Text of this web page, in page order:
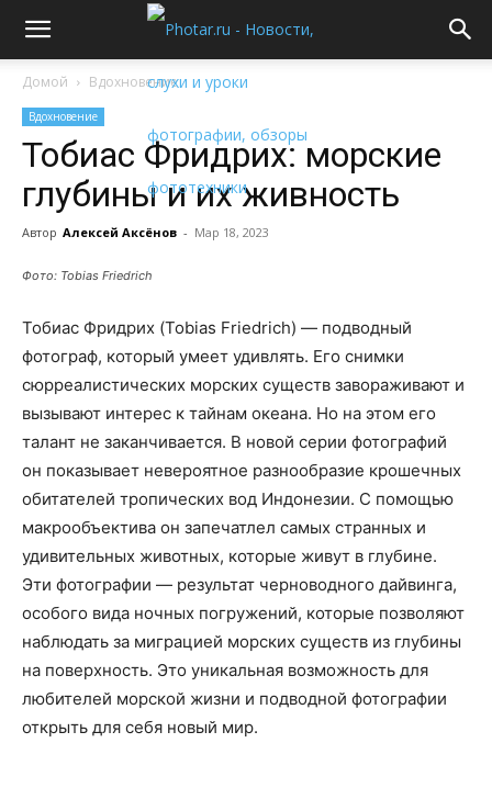
Домой Вдохновение
Вдохновение
Тобиас Фридрих: морские
глубины и их живность
Автор Алексей Аксёнов - Мар 18, 2023
Фото: Tobias Friedrich
Тобиас Фридрих (Tobias Friedrich) — подводный
фотограф, который умеет удивлять. Его снимки
сюрреалистических морских существ завораживают и
вызывают интерес к тайнам океана. Но на этом его
талант не заканчивается. В новой серии фотографий
он показывает невероятное разнообразие крошечных
обитателей тропических вод Индонезии. С помощью
макрообъектива он запечатлел самых странных и
удивительных животных, которые живут в глубине.
Эти фотографии — результат черноводного дайвинга,
особого вида ночных погружений, которые позволяют
наблюдать за миграцией морских существ из глубины
на поверхность. Это уникальная возможность для
любителей морской жизни и подводной фотографии
открыть для себя новый мир.